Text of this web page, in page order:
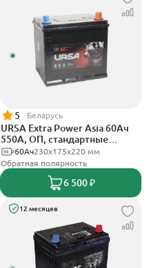
5 Беларусь
URSA Extra Power Asia 60Ач
550А, ОП, стандартные
клеммы230x175x220 мм
60Ач
Обратная полярность
6 500 ₽
12 месяцев